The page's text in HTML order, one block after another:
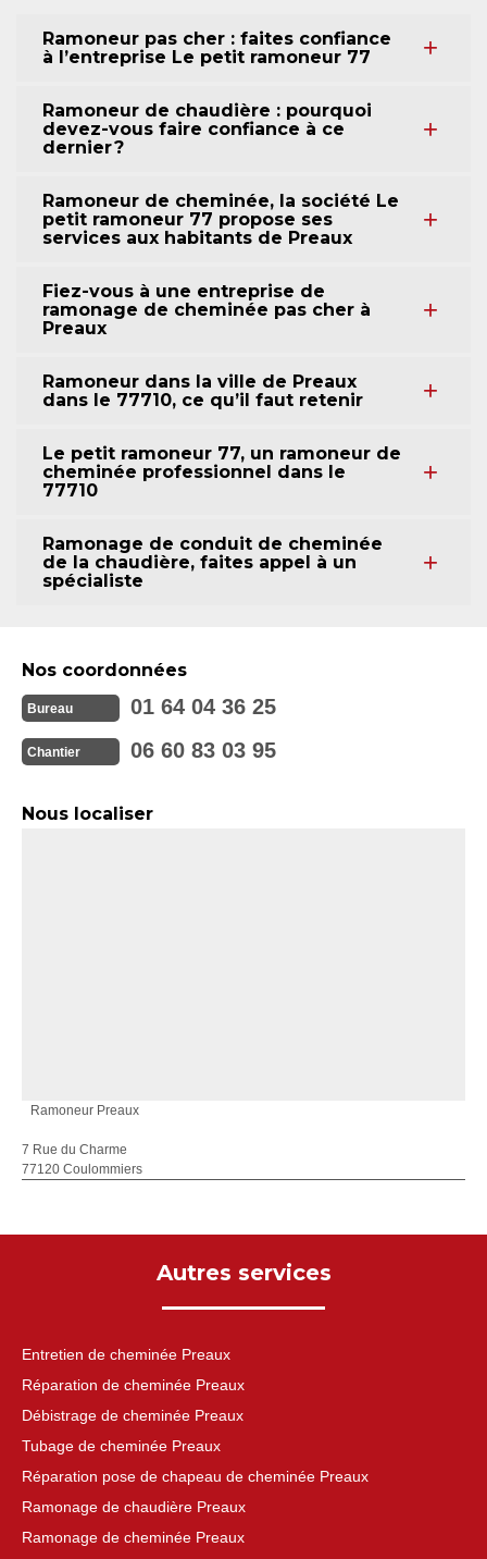
Ramoneur pas cher : faites confiance
à l’entreprise Le petit ramoneur 77
Ramoneur de chaudière : pourquoi
devez-vous faire confiance à ce
dernier ?
Ramoneur de cheminée, la société Le
petit ramoneur 77 propose ses
services aux habitants de Preaux
Fiez-vous à une entreprise de
ramonage de cheminée pas cher à
Preaux
Ramoneur dans la ville de Preaux
dans le 77710, ce qu’il faut retenir
Le petit ramoneur 77, un ramoneur de
cheminée professionnel dans le
77710
Ramonage de conduit de cheminée
de la chaudière, faites appel à un
spécialiste
Nos coordonnées
Bureau 01 64 04 36 25
Chantier 06 60 83 03 95
Nous localiser
Ramoneur Preaux
7 Rue du Charme
77120 Coulommiers
Autres services
Entretien de cheminée Preaux
Réparation de cheminée Preaux
Débistrage de cheminée Preaux
Tubage de cheminée Preaux
Réparation pose de chapeau de cheminée Preaux
Ramonage de chaudière Preaux
Ramonage de cheminée Preaux